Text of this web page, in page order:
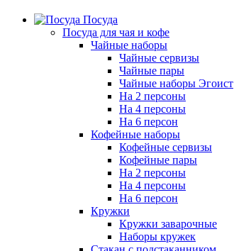
Посуда
Посуда для чая и кофе
Чайные наборы
Чайные сервизы
Чайные пары
Чайные наборы Эгоист
На 2 персоны
На 4 персоны
На 6 персон
Кофейные наборы
Кофейные сервизы
Кофейные пары
На 2 персоны
На 4 персоны
На 6 персон
Кружки
Кружки заварочные
Наборы кружек